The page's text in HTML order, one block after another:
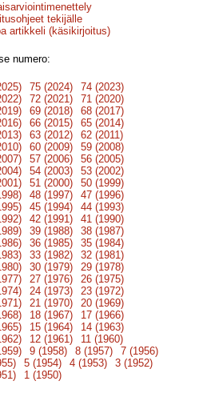
tekijälle
artikkeli (käsikirjoitus)
numero:
75 (2024)
74 (2023)
72 (2021)
71 (2020)
69 (2018)
68 (2017)
66 (2015)
65 (2014)
63 (2012)
62 (2011)
60 (2009)
59 (2008)
57 (2006)
56 (2005)
54 (2003)
53 (2002)
51 (2000)
50 (1999)
48 (1997)
47 (1996)
45 (1994)
44 (1993)
42 (1991)
41 (1990)
39 (1988)
38 (1987)
36 (1985)
35 (1984)
33 (1982)
32 (1981)
30 (1979)
29 (1978)
27 (1976)
26 (1975)
24 (1973)
23 (1972)
21 (1970)
20 (1969)
18 (1967)
17 (1966)
15 (1964)
14 (1963)
12 (1961)
11 (1960)
9 (1958) 8 (1957)
7 (1956)
5 (1954) 4 (1953)
3 (1952)
1 (1950)